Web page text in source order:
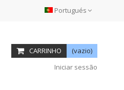
Portugués
CARRINHO
(vazio)
Iniciar sessão